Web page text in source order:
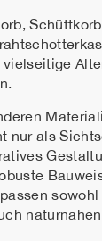
nur als
sowohl